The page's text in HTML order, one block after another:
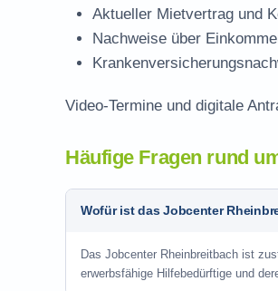
Aktueller Mietvertrag und
Nachweise über
Video-Termine und digitale
Häufige Fragen rund
Wofür ist das Jobcenter
Das Jobcenter Rheinbreitbach ist
erwerbsfähige Hilfebedürftige und